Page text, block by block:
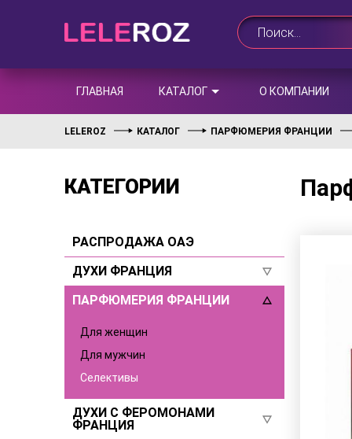
ГЛАВНАЯ КАТАЛОГ О КОМПАНИИ
LELEROZ КАТАЛОГ ПАРФЮМЕРИЯ ФРАНЦИИ
КАТЕГОРИИ
РАСПРОДАЖА ОАЭ
ДУХИ ФРАНЦИЯ
Для женщин
Для мужчин
Селективы
ПАРФЮМЕРИЯ ФРАНЦИИ
Для женщин
Для мужчин
Селективы
ДУХИ С ФЕРОМОНАМИ
ФРАНЦИЯ